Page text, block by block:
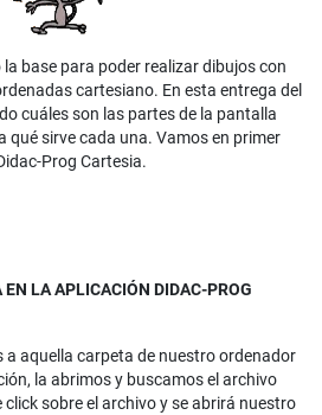
base para poder realizar dibujos con
cartesiano. En esta entrega del
cuáles son las partes de la pantalla
qué sirve cada una. Vamos en primer
Prog Cartesia.
LA APLICACIÓN DIDAC-PROG
a aquella carpeta de nuestro ordenador
la abrimos y buscamos el archivo
sobre el archivo y se abrirá nuestro